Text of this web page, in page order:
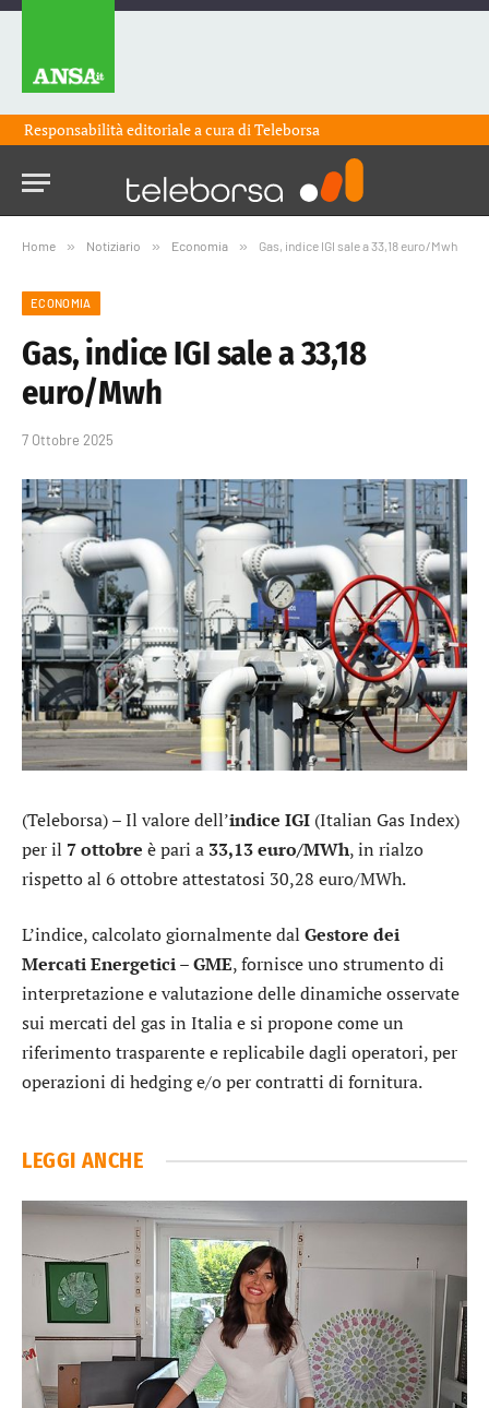
Responsabilità editoriale a cura diTeleborsa
Home » Notiziario » Economia » Gas, indice IGI sale a 33,18 euro/Mwh
ECONOMIA
Gas, indice IGI sale a 33,18
euro/Mwh
7 Ottobre 2025
(Teleborsa) – Il valore dell’indice IGI (Italian Gas Index)
per il 7 ottobre è pari a 33,13 euro/MWh, in rialzo
rispetto al 6 ottobre attestatosi 30,28 euro/MWh.
L’indice, calcolato giornalmente dal Gestore dei
Mercati Energetici – GME, fornisce uno strumento di
interpretazione e valutazione delle dinamiche osservate
sui mercati del gas in Italia e si propone come un
riferimento trasparente e replicabile dagli operatori, per
operazioni di hedging e/o per contratti di fornitura.
LEGGI ANCHE